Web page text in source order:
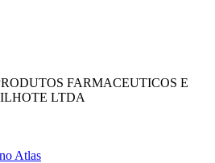
FARMACEUTICOS E
LTDA
Atlas